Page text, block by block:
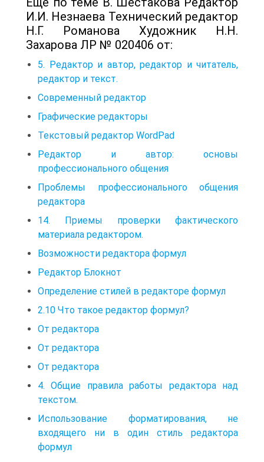
И.И. Незнаева Технический редактор
Н.Г. Романова Художник Н.Н.
Захарова ЛР № 020406 от:
5. Редактор и автор, редактор и читатель,
редактор и текст.
Современный редактор
Графические редакторы
Текстовый редактор WordPad
Редактор и автор: основы
профессионального общения
Проблемы профессионального общения
редактора
14. Приемы проверки фактического
материала редактором.
Возможности редактора формул
Редактор Блокнот
Определение стилей в редакторе формул
2.10 Что такое редактор формул?
От редактора
От редактора
От редактора
4. Общие правила работы редактора над
текстом.
Использование форматирования, не
входящего ни в один стиль редактора
формул